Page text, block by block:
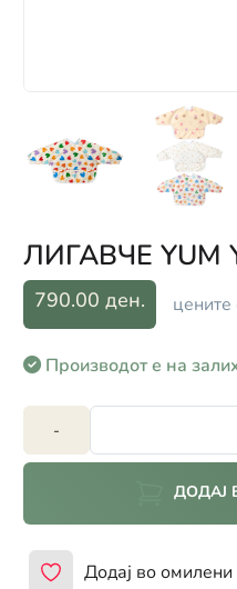
ЛИГАВЧЕ YUM
790.00 ден.
Производот е на
-
ДОДАЈ
Додај во омилени